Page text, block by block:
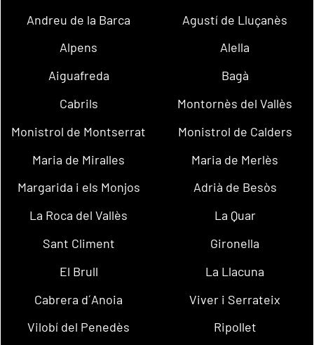
Andreu de la Barca
Agustí de Lluçanès
Alpens
Alella
Aiguafreda
Bagà
Cabrils
Montornès del Vallès
Monistrol de Montserrat
Monistrol de Calders
Maria de Miralles
Maria de Merlès
Margarida i els Monjos
Adrià de Besòs
La Roca del Vallès
La Quar
Sant Climent
Gironella
El Brull
La Llacuna
Cabrera d´Anoia
Viver i Serrateix
Vilobí del Penedès
Ripollet